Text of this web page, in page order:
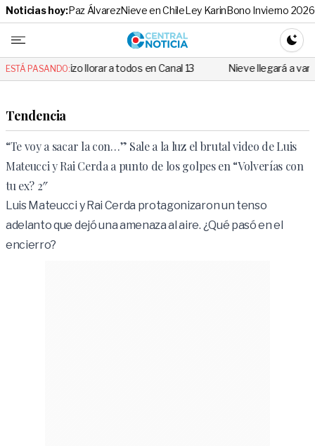
Noticias hoy:Paz ÁlvarezNieve en ChileLey KarinBono Invierno 2026
Central
ESTÁ PASANDO:
llorar a todos en Canal 13 Nieve llegará a varias regiones de
Tendencia
“Te voy a sacar la con…” Sale a la luz el brutal video de Luis
Mateucci y Rai Cerda a punto de los golpes en “Volverías con
tu ex? 2″
Luis Mateucci y Rai Cerda protagonizaron un tenso
adelanto que dejó una amenaza al aire. ¿Qué pasó en el
encierro?